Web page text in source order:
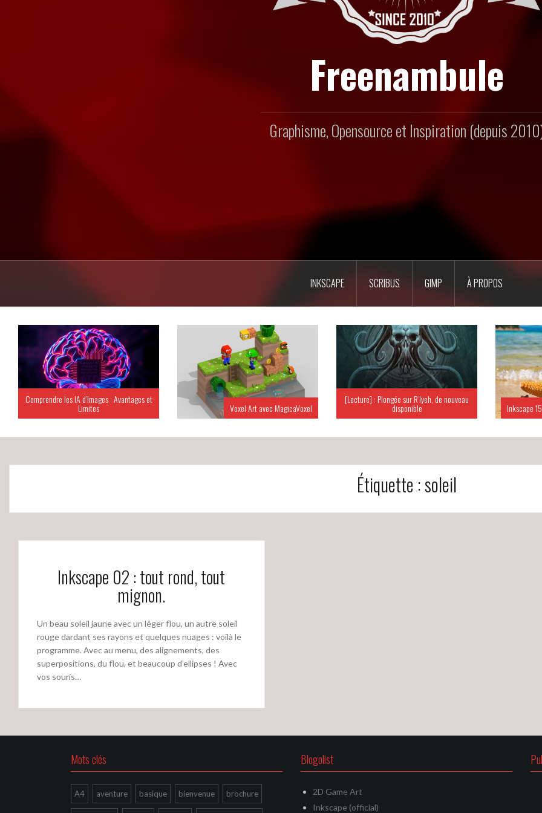
Freenambule
Graphisme, Opensource et Inspiration (depuis
INKSCAPE SCRIBUS GIMP À PROPOS
Comprendre les IA d’Images : Avantages et
Limites Voxel Art avec MagicaVoxel
[Lecture] : Plongée sur R’lyeh, de nouveau
disponible Inkscape
Étiquette :soleil
Inkscape 02 : tout rond, tout
mignon.
Un beau soleil jaune avec un léger flou, un autre soleil
rouge dardant ses rayons et quelques nuages : voilà le
programme. Avec au menu, des alignements, des
superpositions, du flou, et beaucoup d’ellipses ! Avec
vos souris…
Mots clés
A4 aventure basique bienvenue brochure
Blogolist
2D Game Art
Inkscape (official)